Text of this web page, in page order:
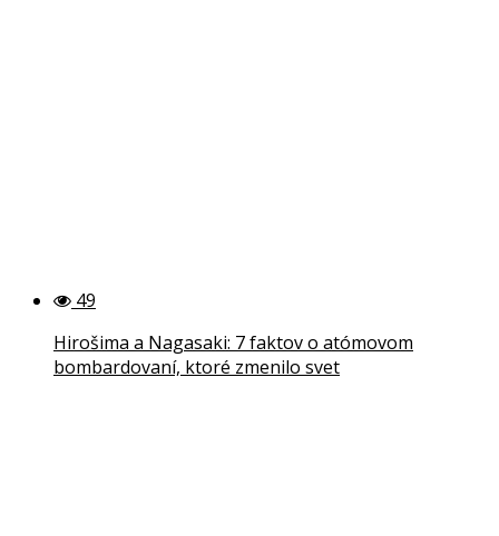
49
Hirošima a Nagasaki: 7 faktov o atómovom
bombardovaní, ktoré zmenilo svet